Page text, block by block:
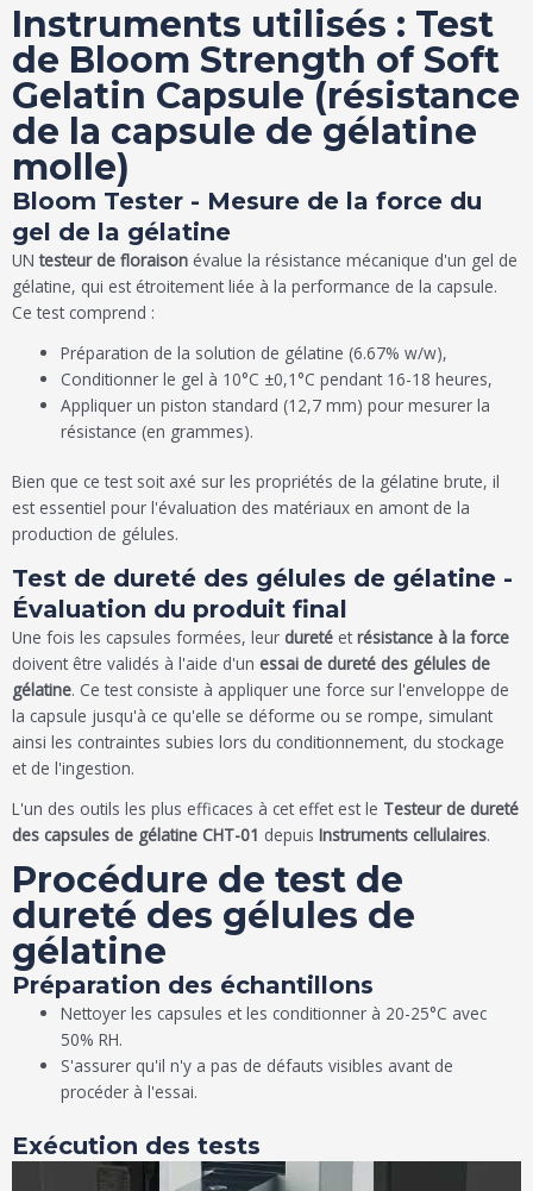
Instruments utilisés : Test
de Bloom Strength of Soft
Gelatin Capsule (résistance
de la capsule de gélatine
molle)
Bloom Tester - Mesure de la force du
gel de la gélatine
UNtesteur de floraison évalue la résistance mécanique d'un gel de
gélatine, qui est étroitement liée à la performance de la capsule.
Ce test comprend :
Préparation de la solution de gélatine (6.67% w/w),
Conditionner le gel à 10°C ±0,1°C pendant 16-18 heures,
Appliquer un piston standard (12,7 mm) pour mesurer la
résistance (en grammes).
Bien que ce test soit axé sur les propriétés de la gélatine brute, il
est essentiel pour l'évaluation des matériaux en amont de la
production de gélules.
Test de dureté des gélules de gélatine -
Évaluation du produit final
Une fois les capsules formées, leur dureté et résistance à la force
doivent être validés à l'aide d'un essai de dureté des gélules de
gélatine. Ce test consiste à appliquer une force sur l'enveloppe de
la capsule jusqu'à ce qu'elle se déforme ou se rompe, simulant
ainsi les contraintes subies lors du conditionnement, du stockage
et de l'ingestion.
L'un des outils les plus efficaces à cet effet est le Testeur de dureté
des capsules de gélatine CHT-01 depuis Instruments cellulaires.
Procédure de test de
dureté des gélules de
gélatine
Préparation des échantillons
Nettoyer les capsules et les conditionner à 20-25°C avec
50% RH.
S'assurer qu'il n'y a pas de défauts visibles avant de
procéder à l'essai.
Exécution des tests